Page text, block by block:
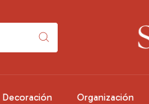
Decoración Organización